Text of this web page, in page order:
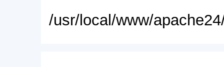
/usr/local/www/